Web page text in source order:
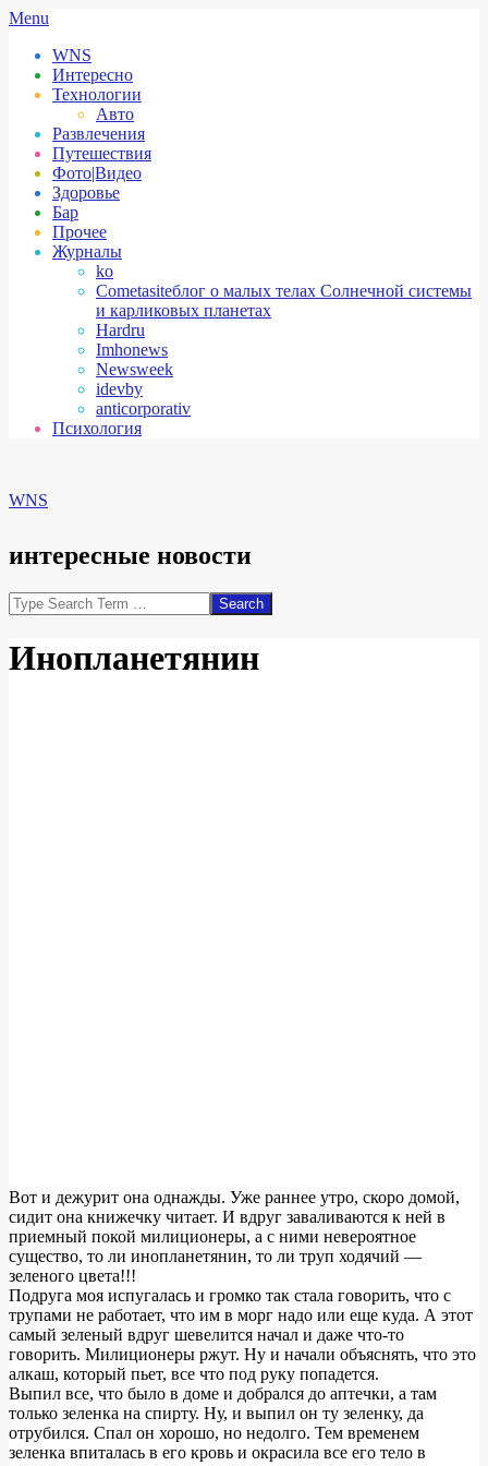
Skip
content
Secondary
Menu
Menu
WNS
Интересно
Технологии
Авто
Развлечения
Путешествия
Фото|Видео
Здоровье
Бар
Прочее
Журналы
ko
Cometasiteблог о малых телах Солнечной системы
и карликовых планетах
Hardru
Imhonews
Newsweek
idevby
anticorporativ
Психология
WNS
интересные новости
Search
Инопланетянин
Вот и дежурит она однажды. Уже раннее утро, скоро домой,
сидит она книжечку читает. И вдруг заваливаются к ней в
приемный покой милиционеры, а с ними невероятное
существо, то ли инопланетянин, то ли труп ходячий —
зеленого цвета!!!
Подруга моя испугалась и громко так стала говорить, что с
трупами не работает, что им в морг надо или еще куда. А этот
самый зеленый вдруг шевелится начал и даже что-то
говорить. Милиционеры ржут. Ну и начали объяснять, что это
алкаш, который пьет, все что под руку попадется.
Выпил все, что было в доме и добрался до аптечки, а там
только зеленка на спирту. Ну, и выпил он ту зеленку, да
отрубился. Спал он хорошо, но недолго. Тем временем
зеленка впиталась в его кровь и окрасила все его тело в